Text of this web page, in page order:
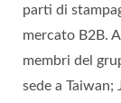
parti di
mercato B2B.
membri del
sede a